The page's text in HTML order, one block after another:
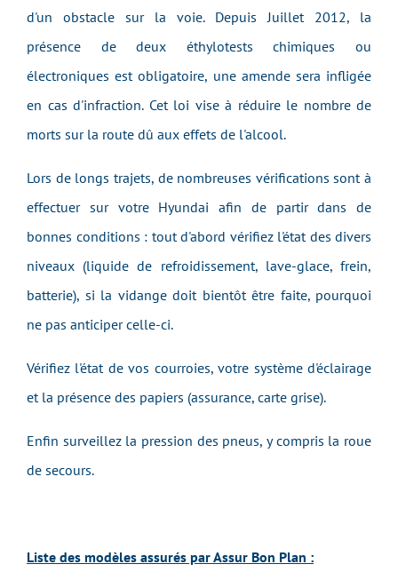
d'un obstacle sur la voie. Depuis Juillet 2012, la
présence de deux éthylotests chimiques ou
électroniques est obligatoire, une amende sera infligée
en cas d'infraction. Cet loi vise à réduire le nombre de
morts sur la route dû aux effets de l'alcool.
Lors de longs trajets, de nombreuses vérifications sont à
effectuer sur votre Hyundai afin de partir dans de
bonnes conditions : tout d'abord vérifiezl'état des divers
niveaux (liquide de refroidissement, lave-glace, frein,
batterie), si la vidange doit bientôt être faite, pourquoi
ne pas anticiper celle-ci.
Vérifiez l'étatde vos courroies, votre système d'éclairage
et la présence des papiers (assurance, carte grise).
Enfin surveillez la pression des pneus, y compris la roue
de secours.
Liste des modèles assurés par Assur Bon Plan :